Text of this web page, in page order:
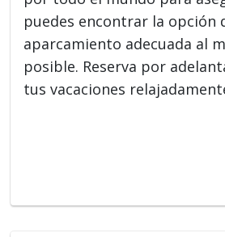
puedes encontrar la opción
aparcamiento adecuada al
posible. Reserva por
tus vacaciones